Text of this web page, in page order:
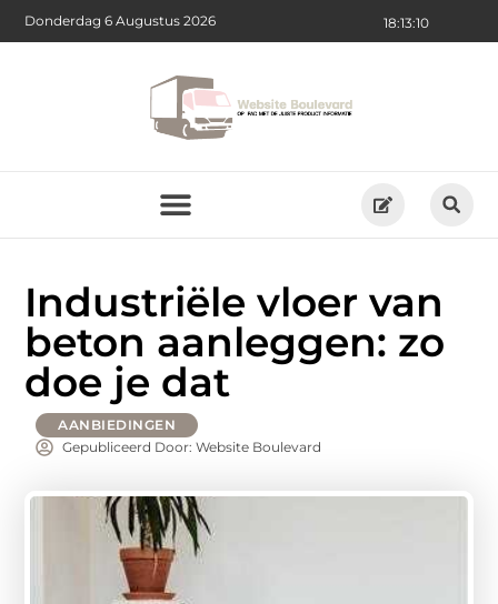
18:13:12
Donderdag 6 Augustus 2026
Industriële vloer van
beton aanleggen: zo
doe je dat
AANBIEDINGEN
Gepubliceerd Door: Website Boulevard